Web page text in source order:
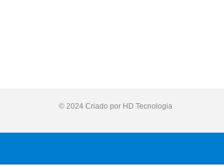
© 2024 Criado por HD Tecnologia